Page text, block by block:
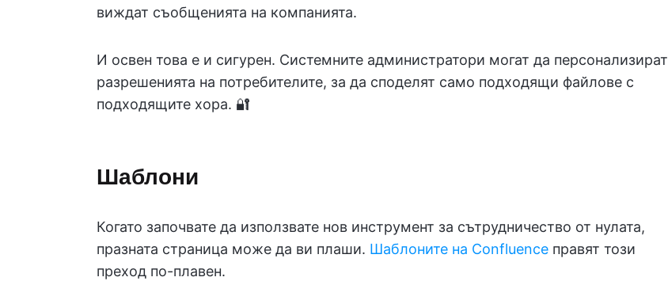
виждат съобщенията на компанията.
И освен това е и сигурен. Системните администратори могат да персонализират
разрешенията на потребителите, за да споделят само подходящи файлове с
подходящите хора. 🔐
Шаблони
Когато започвате да използвате нов инструмент за сътрудничество от нулата,
празната страница може да ви плаши. Шаблоните на Confluence правят този
преход по-плавен.